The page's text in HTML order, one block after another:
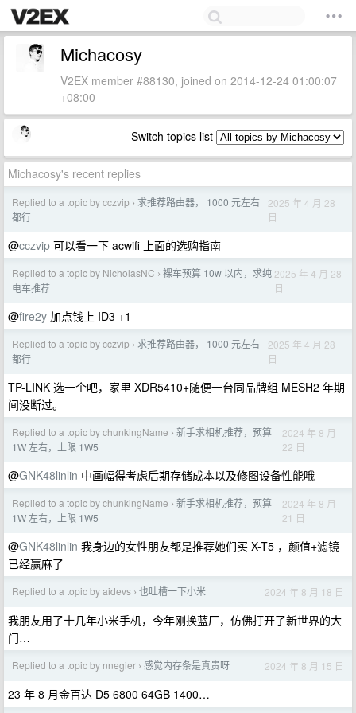
Michacosy
V2EX member #88130, joined on 2014-12-24 01:00:07
+08:00
Switch topics list
Michacosy's recent replies
Replied to a topic by cczvip › 求推荐路由器， 1000 元左右
都行
2025 年 4 月 28
日
@cczvip 可以看一下 acwifi 上面的选购指南
Replied to a topic by NicholasNC › 裸车预算 10w 以内，求纯
电车推荐
2025 年 4 月 28
日
@fire2y 加点钱上 ID3 +1
Replied to a topic by cczvip › 求推荐路由器， 1000 元左右
都行
2025 年 4 月 28
日
TP-LINK 选一个吧，家里 XDR5410+随便一台同品牌组 MESH2 年期
间没断过。
Replied to a topic by chunkingName › 新手求相机推荐，预算
1W 左右，上限 1W5
2024 年 8 月
22 日
@GNK48linlin 中画幅得考虑后期存储成本以及修图设备性能哦
Replied to a topic by chunkingName › 新手求相机推荐，预算
1W 左右，上限 1W5
2024 年 8 月
21 日
@GNK48linlin 我身边的女性朋友都是推荐她们买 X-T5 ，颜值+滤镜
已经赢麻了
Replied to a topic by aidevs › 也吐槽一下小米 2024 年 8 月 18 日
我朋友用了十几年小米手机，今年刚换蓝厂，仿佛打开了新世界的大
门…
Replied to a topic by nnegier › 感觉内存条是真贵呀 2024 年 8 月 15 日
23 年 8 月金百达 D5 6800 64GB 1400…